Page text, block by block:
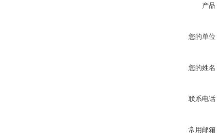
产品
您的单位
您的姓名
联系电话
常用邮箱